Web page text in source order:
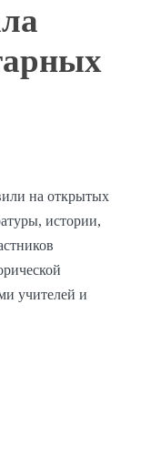
на открытых
истории,
учителей и